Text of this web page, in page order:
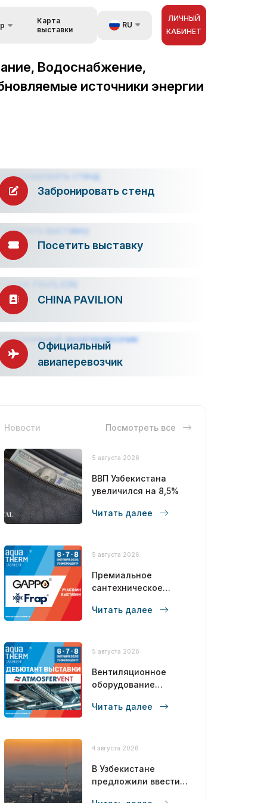
Карта
выставки
RU
EN
ЛИЧНЫЙ
КАБИНЕТ
Водоснабжение,
источники энергии
Забронировать стенд
Посетить выставку
CHINA PAVILION
Официальный
авиаперевозчик
Новости Посмотреть все
5 августа 2026
ВВП Узбекистана
увеличился на 8,5%
Читать далее
5 августа 2026
Премиальное
сантехническое
полного цикла от
Читать далее
5 августа 2026
Вентиляционное
оборудование
производителя!
Читать далее
4 августа 2026
В Узбекистане
предложили ввести